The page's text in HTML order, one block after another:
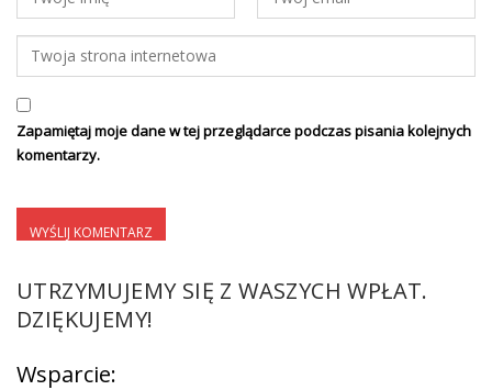
Zapamiętaj moje dane w tej przeglądarce podczas pisania kolejnych
komentarzy.
UTRZYMUJEMY SIĘ Z WASZYCH WPŁAT.
DZIĘKUJEMY!
Wsparcie: